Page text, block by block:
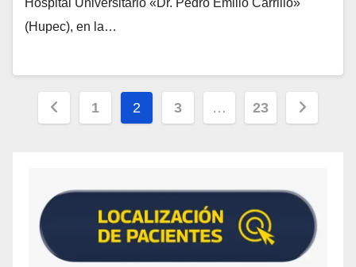
Hospital Universitario «Dr. Pedro Emilio Carrillo»
(Hupec), en la…
1 2 3 … 23